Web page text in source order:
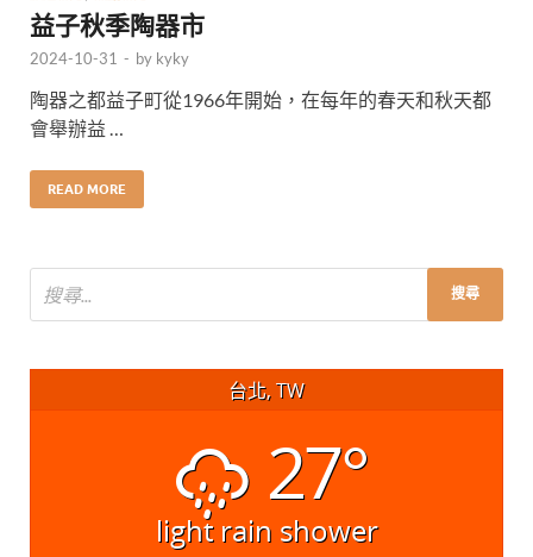
益子秋季陶器市
2024-10-31 - by kyky
陶器之都益子町從1966年開始，在每年的春天和秋天都
會舉辦益 …
READ MORE
台北, TW
27°
light rain shower